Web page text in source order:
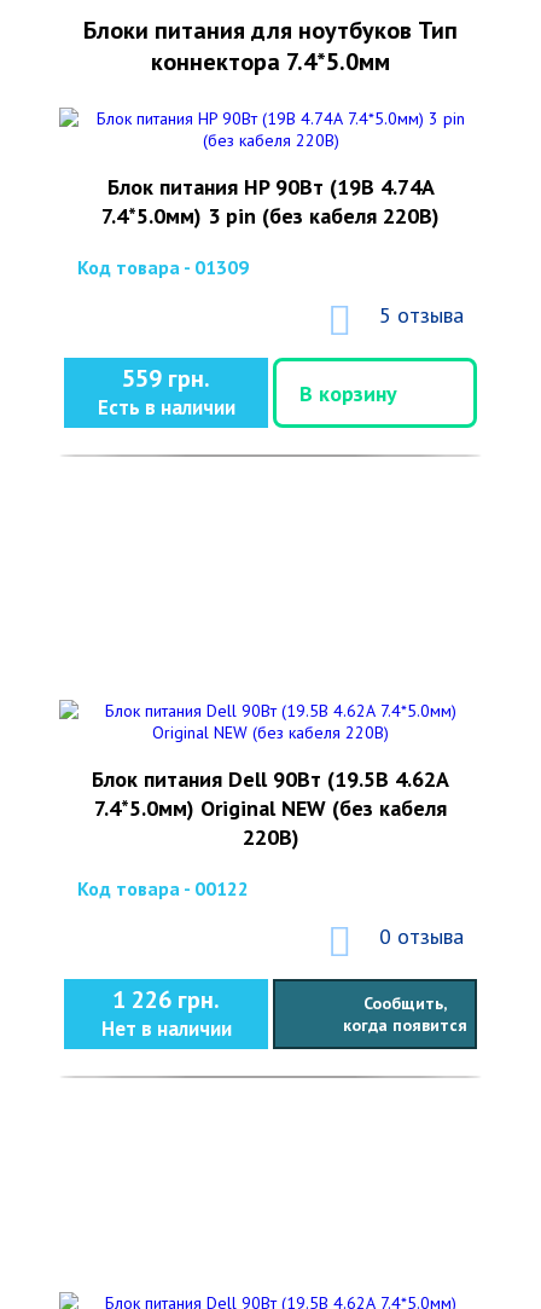
Блоки питания для ноутбуков Тип
коннектора 7.4*5.0мм
Блок питания HP 90Вт (19В 4.74А
7.4*5.0мм) 3 pin (без кабеля 220В)
Код товара - 01309
5 отзыва
559 грн.
Есть в наличии
В корзину
Блок питания Dell 90Вт (19.5В 4.62А
7.4*5.0мм) Original NEW (без кабеля
220В)
Код товара - 00122
0 отзыва
1 226 грн.
Нет в наличии
Сообщить,
когда появится